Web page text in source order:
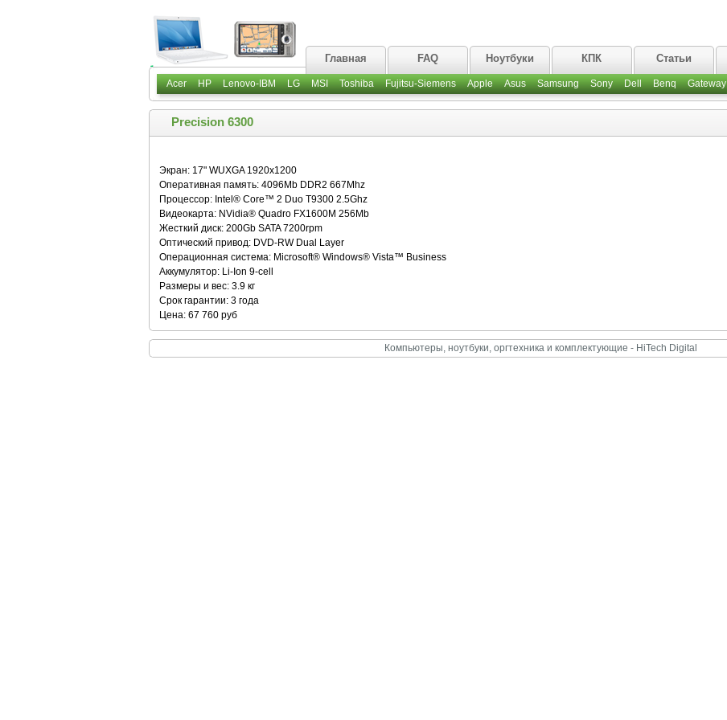
Главная FAQ Ноутбуки КПК Статьи
Acer HP Lenovo-IBM LG MSI Toshiba Fujitsu-Siemens Apple Asus Samsung Sony Dell Benq Gateway
Precision 6300
Экран: 17" WUXGA 1920x1200
Оперативная память: 4096Mb DDR2 667Mhz
Процессор: Intel® Core™ 2 Duo T9300 2.5Ghz
Видеокарта: NVidia® Quadro FX1600M 256Mb
Жесткий диск: 200Gb SATA 7200rpm
Оптический привод: DVD-RW Dual Layer
Операционная система: Microsoft® Windows® Vista™ Business
Аккумулятор: Li-Ion 9-cell
Размеры и вес: 3.9 кг
Срок гарантии: 3 года
Цена: 67 760 руб
Компьютеры, ноутбуки, оргтехника и комплектующие - HiTech Digital